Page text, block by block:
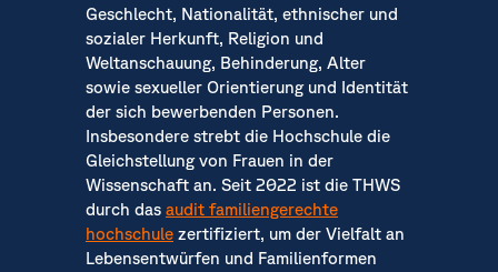
Geschlecht, Nationalität, ethnischer und
sozialer Herkunft, Religion und
Weltanschauung, Behinderung, Alter
sowie sexueller Orientierung und Identität
der sich bewerbenden Personen.
Insbesondere strebt die Hochschule die
Gleichstellung von Frauen in der
Wissenschaft an. Seit 2022 ist die THWS
durch das audit familiengerechte
hochschule zertifiziert, um der Vielfalt an
Lebensentwürfen und Familienformen